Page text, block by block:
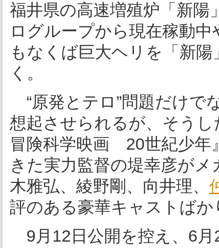
福井県の高速増殖炉「新
ログループから現在稼動
もなくば巨大ヘリを「新
く。
“原発とテロ”問題だけで
想起させられるが、そう
冒険科学映画 20世紀少年
きた実力監督の堤幸彦が
木雅弘、綾野剛、向井理、
評のある豪華キャストばか
9月12日公開を控え、6月